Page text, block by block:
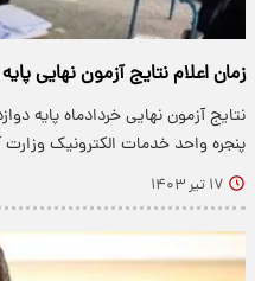
زمان اعلام نتایج آزمون نهایی
نتایج آزمون نهایی خردادماه پایه
پنجره واحد خدمات الکترونیک
۱۷ تیر ۱۴۰۳